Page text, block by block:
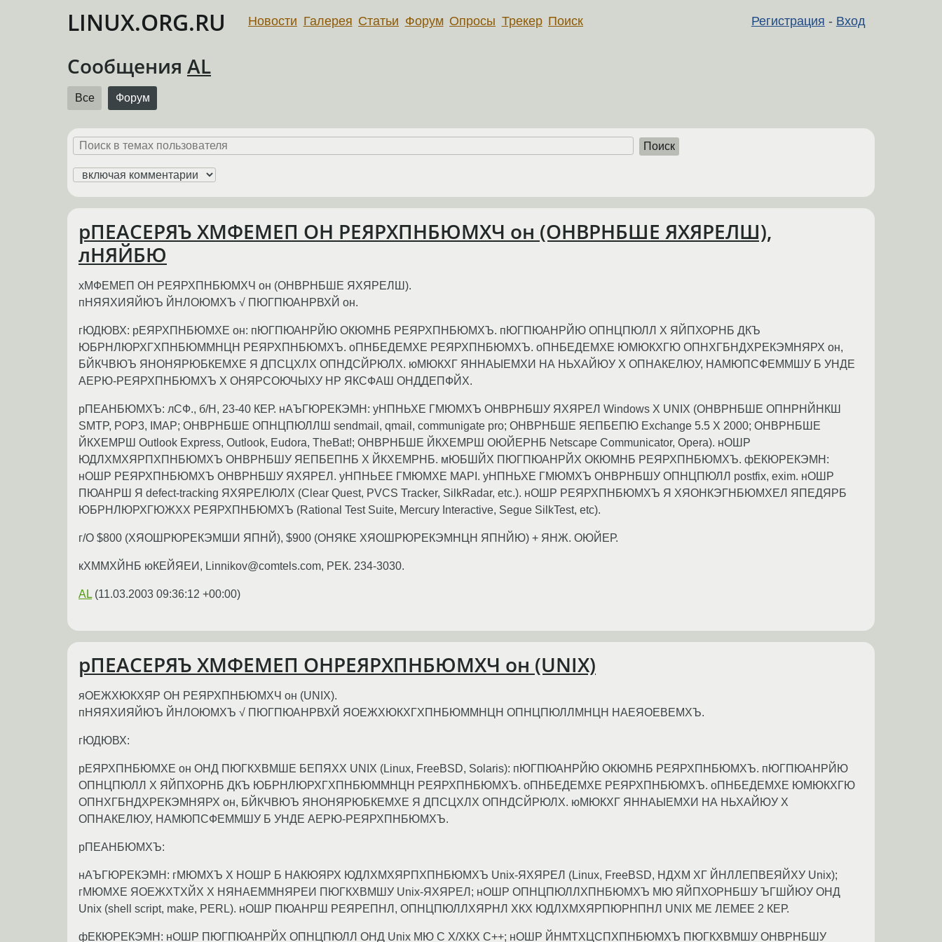
LINUX.ORG.RU Регистрация - Вход
Новости Галерея Статьи Форум Опросы Трекер Поиск
Сообщения AL
Все Форум
Поиск
рПЕАСЕРЯЪ ХМФЕМЕП ОН РЕЯРХПНБЮМХЧ он (ОНВРНБШЕ ЯХЯРЕЛШ),
лНЯЙБЮ
хМФЕМЕП ОН РЕЯРХПНБЮМХЧ он (ОНВРНБШЕ ЯХЯРЕЛШ).
пНЯЯХИЯЙЮЪ ЙНЛОЮМХЪ √ ПЮГПЮАНРВХЙ он.
гЮДЮВХ: рЕЯРХПНБЮМХЕ он: пЮГПЮАНРЙЮ ОКЮМНБ РЕЯРХПНБЮМХЪ. пЮГПЮАНРЙЮ ОПНЦПЮЛЛ Х ЯЙПХОРНБ ДКЪ
ЮБРНЛЮРХГХПНБЮММНЦН РЕЯРХПНБЮМХЪ. оПНБЕДЕМХЕ РЕЯРХПНБЮМХЪ. оПНБЕДЕМХЕ ЮМЮКХГЮ ОПНХГБНДХРЕКЭМНЯРХ он,
БЙКЧВЮЪ ЯНОНЯРЮБКЕМХЕ Я ДПСЦХЛХ ОПНДСЙРЮЛХ. юМЮКХГ ЯННАЫЕМХИ НА НЬХАЙЮУ Х ОПНАКЕЛЮУ, НАМЮПСФЕММШУ Б УНДЕ
АЕРЮ-РЕЯРХПНБЮМХЪ Х ОНЯРСОЮЧЫХУ НР ЯКСФАШ ОНДДЕПФЙХ.
рПЕАНБЮМХЪ: лСФ., б/Н, 23-40 КЕР. нАЪГЮРЕКЭМН: уНПНЬХЕ ГМЮМХЪ ОНВРНБШУ ЯХЯРЕЛ Windows Х UNIX (ОНВРНБШЕ ОПНРНЙНКШ
SMTP, POP3, IMAP; ОНВРНБШЕ ОПНЦПЮЛЛШ sendmail, qmail, communigate pro; ОНВРНБШЕ ЯЕПБЕПЮ Exchange 5.5 Х 2000; ОНВРНБШЕ
ЙКХЕМРШ Outlook Express, Outlook, Eudora, TheBat!; ОНВРНБШЕ ЙКХЕМРШ ОЮЙЕРНБ Netscape Communicator, Opera). нОШР
ЮДЛХМХЯРПХПНБЮМХЪ ОНВРНБШУ ЯЕПБЕПНБ Х ЙКХЕМРНБ. мЮБШЙХ ПЮГПЮАНРЙХ ОКЮМНБ РЕЯРХПНБЮМХЪ. фЕКЮРЕКЭМН:
нОШР РЕЯРХПНБЮМХЪ ОНВРНБШУ ЯХЯРЕЛ. уНПНЬЕЕ ГМЮМХЕ MAPI. уНПНЬХЕ ГМЮМХЪ ОНВРНБШУ ОПНЦПЮЛЛ postfix, exim. нОШР
ПЮАНРШ Я defect-tracking ЯХЯРЕЛЮЛХ (Clear Quest, PVCS Tracker, SilkRadar, etc.). нОШР РЕЯРХПНБЮМХЪ Я ХЯОНКЭГНБЮМХЕЛ ЯПЕДЯРБ
ЮБРНЛЮРХГЮЖХХ РЕЯРХПНБЮМХЪ (Rational Test Suite, Mercury Interactive, Segue SilkTest, etc).
г/О $800 (ХЯОШРЮРЕКЭМШИ ЯПНЙ), $900 (ОНЯКЕ ХЯОШРЮРЕКЭМНЦН ЯПНЙЮ) + ЯНЖ. ОЮЙЕР.
кХММХЙНБ юКЕЙЯЕИ, Linnikov@comtels.com, РЕК. 234-3030.
AL (11.03.2003 09:36:12 +00:00)
рПЕАСЕРЯЪ ХМФЕМЕП ОНРЕЯРХПНБЮМХЧ он (UNIX)
яОЕЖХЮКХЯР ОН РЕЯРХПНБЮМХЧ он (UNIX).
пНЯЯХИЯЙЮЪ ЙНЛОЮМХЪ √ ПЮГПЮАНРВХЙ ЯОЕЖХЮКХГХПНБЮММНЦН ОПНЦПЮЛЛМНЦН НАЕЯОЕВЕМХЪ.
гЮДЮВХ:
рЕЯРХПНБЮМХЕ он ОНД ПЮГКХВМШЕ БЕПЯХХ UNIX (Linux, FreeBSD, Solaris): пЮГПЮАНРЙЮ ОКЮМНБ РЕЯРХПНБЮМХЪ. пЮГПЮАНРЙЮ
ОПНЦПЮЛЛ Х ЯЙПХОРНБ ДКЪ ЮБРНЛЮРХГХПНБЮММНЦН РЕЯРХПНБЮМХЪ. оПНБЕДЕМХЕ РЕЯРХПНБЮМХЪ. оПНБЕДЕМХЕ ЮМЮКХГЮ
ОПНХГБНДХРЕКЭМНЯРХ он, БЙКЧВЮЪ ЯНОНЯРЮБКЕМХЕ Я ДПСЦХЛХ ОПНДСЙРЮЛХ. юМЮКХГ ЯННАЫЕМХИ НА НЬХАЙЮУ Х
ОПНАКЕЛЮУ, НАМЮПСФЕММШУ Б УНДЕ АЕРЮ-РЕЯРХПНБЮМХЪ.
рПЕАНБЮМХЪ:
нАЪГЮРЕКЭМН: гМЮМХЪ Х НОШР Б НАКЮЯРХ ЮДЛХМХЯРПХПНБЮМХЪ Unix-ЯХЯРЕЛ (Linux, FreeBSD, НДХМ ХГ ЙНЛЛЕПВЕЯЙХУ Unix);
гМЮМХЕ ЯОЕЖХТХЙХ Х НЯНАЕММНЯРЕИ ПЮГКХВМШУ Unix-ЯХЯРЕЛ; нОШР ОПНЦПЮЛЛХПНБЮМХЪ МЮ ЯЙПХОРНБШУ ЪГШЙЮУ ОНД
Unix (shell script, make, PERL). нОШР ПЮАНРШ РЕЯРЕПНЛ, ОПНЦПЮЛЛХЯРНЛ ХКХ ЮДЛХМХЯРПЮРНПНЛ UNIX МЕ ЛЕМЕЕ 2 КЕР.
фЕКЮРЕКЭМН: нОШР ПЮГПЮАНРЙХ ОПНЦПЮЛЛ ОНД Unix МЮ C Х/ХКХ C++; нОШР ЙНМТХЦСПХПНБЮМХЪ ПЮГКХВМШУ ОНВРНБШУ